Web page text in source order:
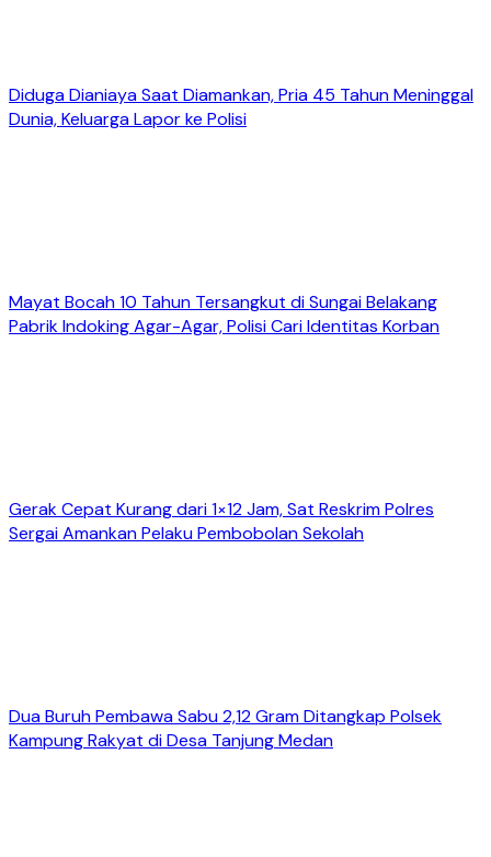
Diduga Dianiaya Saat Diamankan, Pria 45 Tahun Meninggal
Dunia, Keluarga Lapor ke Polisi
Mayat Bocah 10 Tahun Tersangkut di Sungai Belakang
Pabrik Indoking Agar-Agar, Polisi Cari Identitas Korban
Gerak Cepat Kurang dari 1×12 Jam, Sat Reskrim Polres
Sergai Amankan Pelaku Pembobolan Sekolah
Dua Buruh Pembawa Sabu 2,12 Gram Ditangkap Polsek
Kampung Rakyat di Desa Tanjung Medan